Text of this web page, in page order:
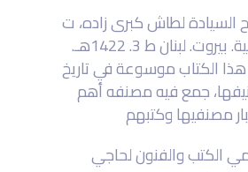
السيادة لطاش كبرى زاده، ت
968هـ، دار الكتب العلمية. بيروت. لبنان ط 3. 1422هـ.
هذا الكتاب موسوعة في تاريخ
جمع فيه مصنفه أهم
مصنفيها وكتبهم
الكتب والفنون لحاجي